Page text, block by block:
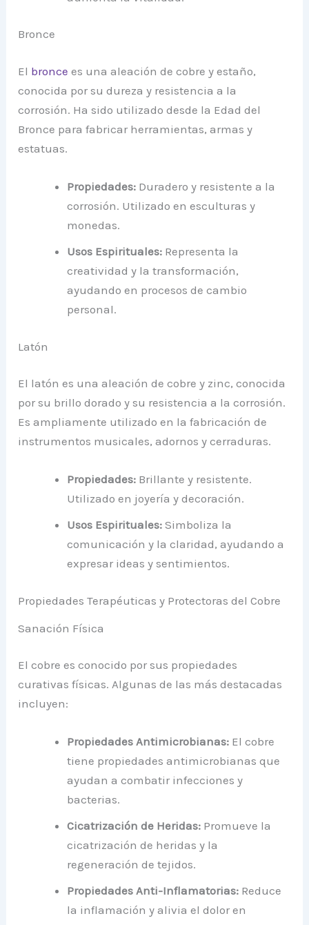
Bronce
El bronce es una aleación de cobre y estaño,
conocida por su dureza y resistencia a la
corrosión. Ha sido utilizado desde la Edad del
Bronce para fabricar herramientas, armas y
estatuas.
Propiedades: Duradero y resistente a la
corrosión. Utilizado en esculturas y
monedas.
Usos Espirituales: Representa la
creatividad y la transformación,
ayudando en procesos de cambio
personal.
Latón
El latón es una aleación de cobre y zinc, conocida
por su brillo dorado y su resistencia a la corrosión.
Es ampliamente utilizado en la fabricación de
instrumentos musicales, adornos y cerraduras.
Propiedades: Brillante y resistente.
Utilizado en joyería y decoración.
Usos Espirituales: Simboliza la
comunicación y la claridad, ayudando a
expresar ideas y sentimientos.
Propiedades Terapéuticas y Protectoras del Cobre
Sanación Física
El cobre es conocido por sus propiedades
curativas físicas. Algunas de las más destacadas
incluyen:
Propiedades Antimicrobianas: El cobre
tiene propiedades antimicrobianas que
ayudan a combatir infecciones y
bacterias.
Cicatrización de Heridas: Promueve la
cicatrización de heridas y la
regeneración de tejidos.
Propiedades Anti-Inflamatorias: Reduce
la inflamación y alivia el dolor en